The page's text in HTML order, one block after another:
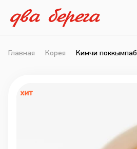
Главная Корея Кимчи поккымпаб